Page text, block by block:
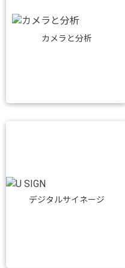
カメラと分析
デジタルサイネージ